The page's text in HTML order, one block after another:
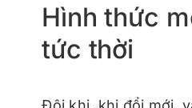
Hình thức
tức thời